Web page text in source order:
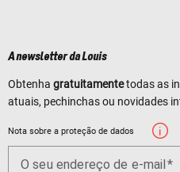
A newsletter da Louis
Obtenha gratuitamentetodas as
atuais, pechinchas ou novidades
Nota sobre a proteção de dados
O seu endereço de e-mail